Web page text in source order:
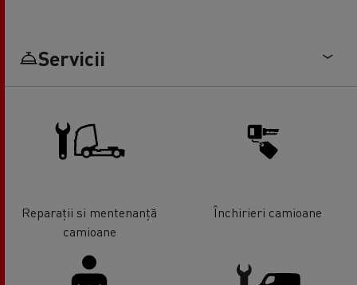
Servicii
Reparații si mentenanță
camioane
Închirieri camioane